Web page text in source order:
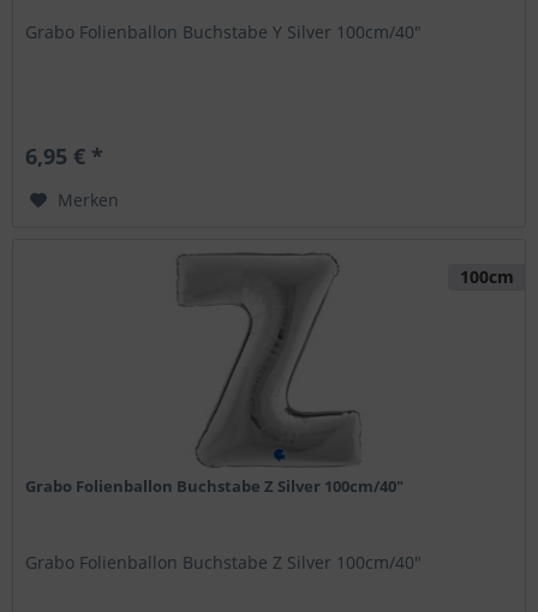
Grabo Folienballon Buchstabe Y Silver 100cm/40"
6,95 € *
Merken
100cm
Grabo Folienballon Buchstabe Z Silver 100cm/40"
Grabo Folienballon Buchstabe Z Silver 100cm/40"